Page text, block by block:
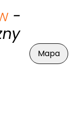
-
Mapa